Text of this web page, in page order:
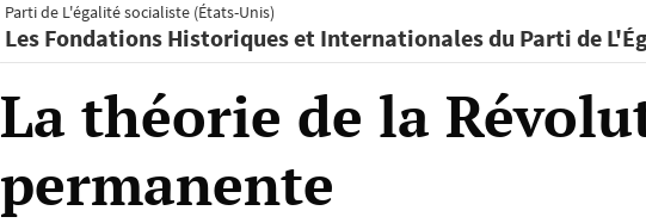
Parti de L'égalité socialiste (États-Unis)
Les Fondations Historiques et Internationales du Parti de
La théorie de la
permanente